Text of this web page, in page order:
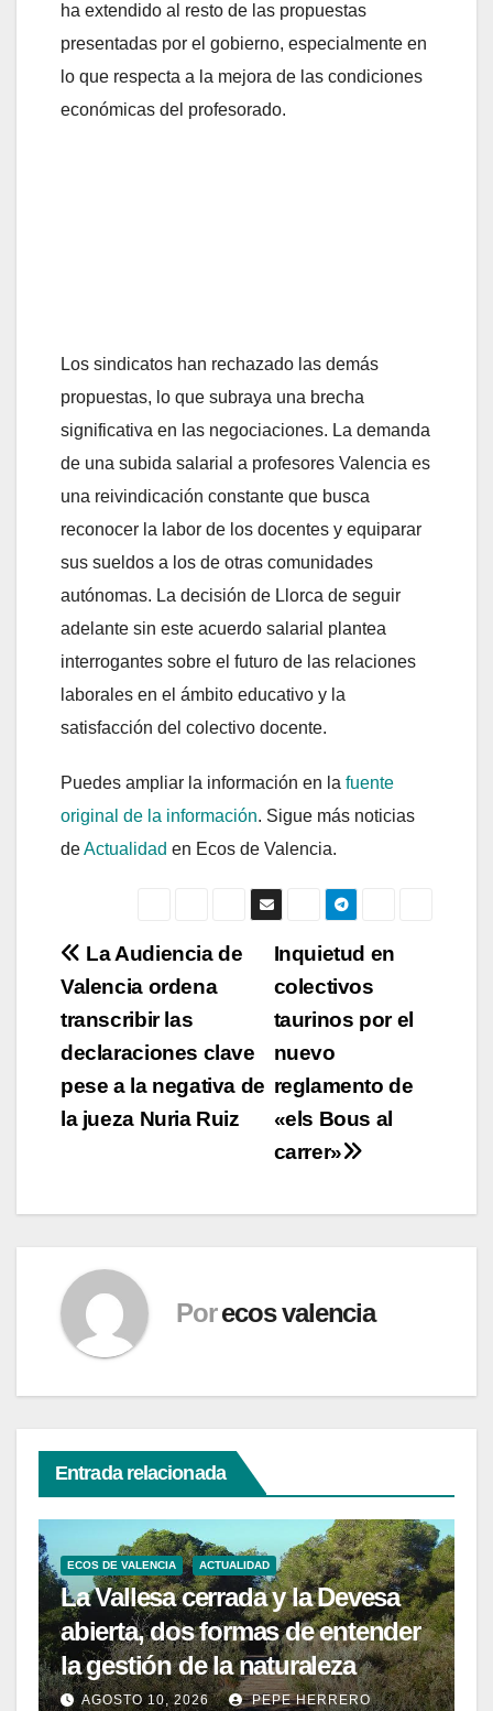
ha extendido al resto de las propuestas
presentadas por el gobierno, especialmente en
lo que respecta a la mejora de las condiciones
económicas del profesorado.
Los sindicatos han rechazado las demás
propuestas, lo que subraya una brecha
significativa en las negociaciones. La demanda
de una subida salarial a profesores Valencia es
una reivindicación constante que busca
reconocer la labor de los docentes y equiparar
sus sueldos a los de otras comunidades
autónomas. La decisión de Llorca de seguir
adelante sin este acuerdo salarial plantea
interrogantes sobre el futuro de las relaciones
laborales en el ámbito educativo y la
satisfacción del colectivo docente.
Puedes ampliar la información en la fuente
original de la información. Sigue más noticias
deActualidad en Ecos de Valencia.
Navegación
de
entradas
Inquietud en
colectivos
taurinos por el
nuevo
reglamento de
«els Bous al
carrer»
La Audiencia de
Valencia ordena
transcribir las
declaraciones clave
pese a la negativa de
la jueza Nuria Ruiz
Por ecos valencia
Entrada relacionada
ECOS DE VALENCIA ACTUALIDAD
La Vallesa cerrada y la Devesa
abierta, dos formas de entender
la gestión de la naturaleza
AGOSTO 10, 2026 PEPE HERRERO